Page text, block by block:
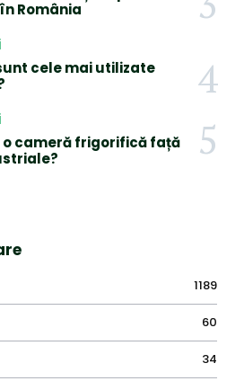
România
cele mai utilizate
cameră frigorifică față
1189
60
34